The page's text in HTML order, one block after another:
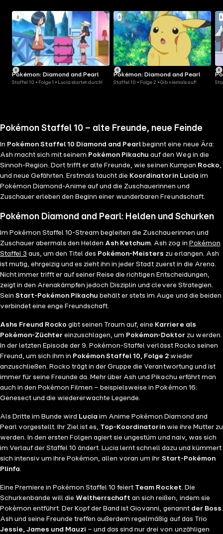
Pokémon: Diamond and Pearl
Staffel 10 • Folge 1 • Lucia startet durch!
Pokémon: Diamond and Pearl
Staffel 10 • Folge 2 • Gib niemals auf!
Pokémon Staffel 10 – alte Freunde, neue Feinde
In Pokémon Staffel 10 Diamond and Pearl beginnt eine neue Ära:
Ash macht sich mit seinem Pokémon Pikachu auf den Weg in die
Sinnoh-Region. Dort trifft er alte Freunde, wie seinen Kumpan Rocko,
und neue Gefährten. Erstmals taucht die Koordinatorin Lucia im
Pokémon Diamond-Anime auf und die Zuschauerinnen und
Zuschauer erleben den Beginn einer wunderbaren Freundschaft.
Pokémon Diamond and Pearl: Helden und Schurken
Im Pokémon Staffel 10-Stream begleiten die Zuschauerinnen und
Zuschauer abermals den Helden Ash Ketchum. Ash zog in Pokémon
Staffel 3 aus, um den Titel des Pokémon-Meisters zu erlangen. Ash
ist mutig, ehrgeizig und es zieht ihn in jeder Stadt zuerst in die Arena.
Nicht immer trifft er auf seiner Reise die richtigen Entscheidungen,
zeigt in den Arenakämpfen jedoch Disziplin und clevere Strategien.
SeinStart-Pokémon Pikachu behält er stets im Auge und die beiden
verbindet eine enge Freundschaft.
Ashs Freund Rocko gibt seinen Traum auf, eine Karriere als
Pokémon-Züchter einzuschlagen, um Pokémon-Doktor zu werden.
In der letzten Episode der 9. Pokémon-Staffel verlässt Rocko seinen
Freund, um sich ihm in Pokémon Staffel 10, Folge 2 wieder
anzuschließen. Rocko trägt in der Gruppe die Verantwortung und ist
immer für seine Freunde da. Mehr über Ash und Pikachu erfährt man
auch in den Pokémon Filmen – beispielsweise in Pokémon 16:
Genesect und die wiedererwachte Legende.
Als Dritte im Bunde wird Lucia im Anime Pokémon Diamond and
Pearl vorgestellt. Ihr Ziel ist es, Top-Koordinatorinwie ihre Mutter zu
werden. In den ersten Folgen agiert sie ungestüm und naiv, was sich
im Verlauf der Staffel 10 ändert. Lucia lernt schnell dazu und kümmert
sich intensiv um ihre Pokémon, allen voran um ihr Start-Pokémon
Plinfa.
Eine Premiere in Pokémon Staffel 10 feiert Team Rocket. Die
Schurkenbande will die Weltherrschaft an sich reißen, indem sie
Pokémon entführt. Der Kopf der Band ist Giovanni, genannt der Boss.
Ash und seine Freunde treffen außerdem regelmäßig auf das Trio
Jessie, James und Mauzi – und das sind nur drei von unzähligen